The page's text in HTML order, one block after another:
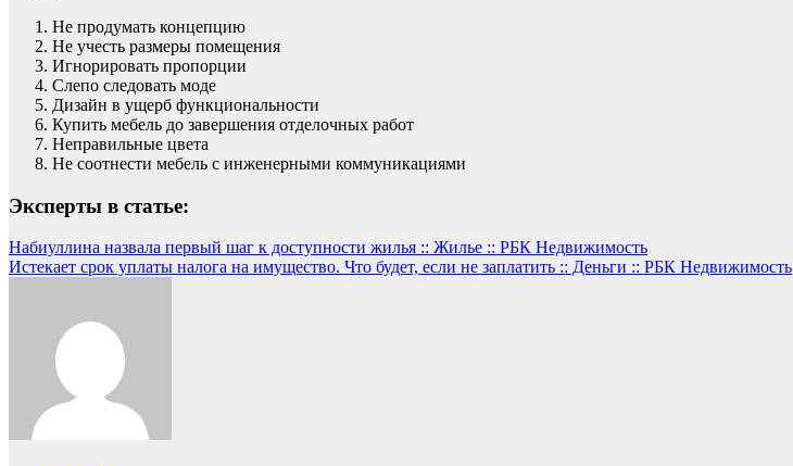
Не продумать концепцию
Не учесть размеры помещения
Игнорировать пропорции
Слепо следовать моде
Дизайн в ущерб функциональности
Купить мебель до завершения отделочных работ
Неправильные цвета
Не соотнести мебель с инженерными коммуникациями
Эксперты в статье:
Навигация
по
Набиуллина назвала первый шаг к доступности жилья :: Жилье :: РБК Недвижимость
Истекает срок уплаты налога на имущество. Что будет, если не заплатить :: Деньги :: РБК Недвижимость